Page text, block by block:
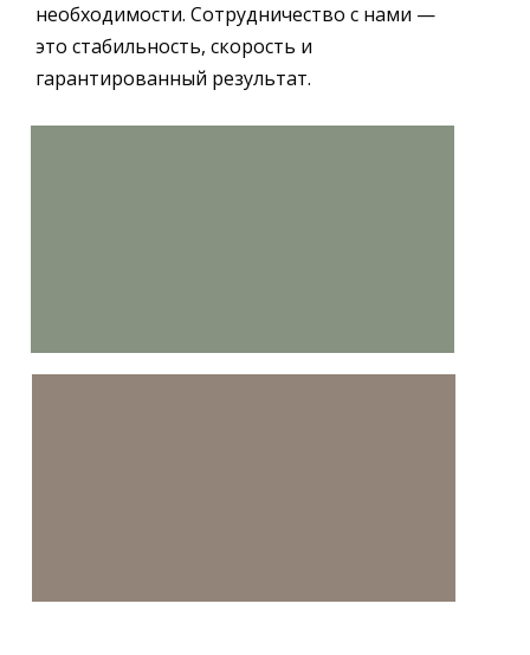
необходимости. Сотрудничество с нами —
это стабильность, скорость и
гарантированный результат.